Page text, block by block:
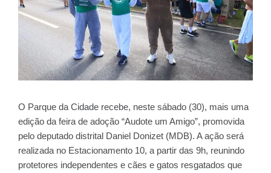
O Parque da Cidade recebe, neste sábado (30), mais uma
edição da feira de adoção “Audote um Amigo”, promovida
pelo deputado distrital Daniel Donizet (MDB). A ação será
realizada no Estacionamento 10, a partir das 9h, reunindo
protetores independentes e cães e gatos resgatados que